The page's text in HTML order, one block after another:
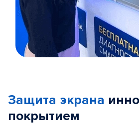
5
Защита экрана
покрытием